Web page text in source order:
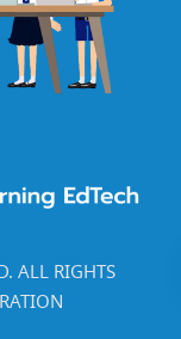
ALL RIGHTS